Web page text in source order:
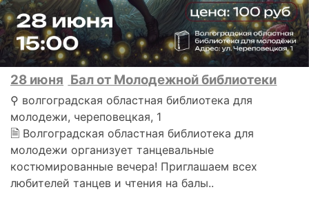
28 июня Бал от Молодежной библиотеки
⚲ волгоградская областная библиотека для
молодежи, череповецкая, 1
🗎 Волгоградская областная библиотека для
молодежи организует танцевальные
костюмированные вечера! Приглашаем всех
любителей танцев и чтения на балы..